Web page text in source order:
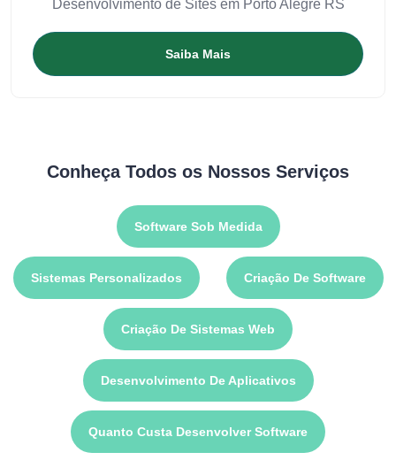
Desenvolvimento de Sites em Porto Alegre RS
Saiba Mais
Conheça Todos os Nossos Serviços
Software Sob Medida
Sistemas Personalizados Criação De Software
Criação De Sistemas Web
Desenvolvimento De Aplicativos
Quanto Custa Desenvolver Software